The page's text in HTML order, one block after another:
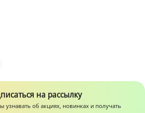
на рассылку
узнавать об акциях, новинках и получать